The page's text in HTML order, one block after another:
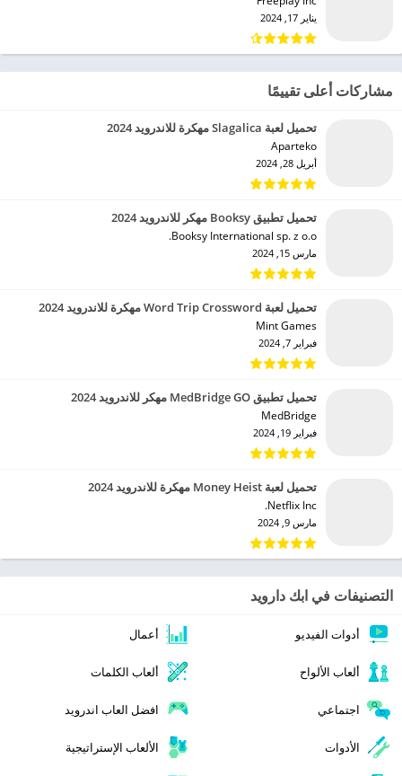
يناير 17, 2024
مشاركات أعلى تقييمًا
تحميل لعبة Slagalica مهكرة للاندرويد 2024
Aparteko‏
أبريل 28, 2024
تحميل تطبيق Booksy مهكر للاندرويد 2024
Booksy International sp. z o.o.‏
مارس 15, 2024
تحميل لعبة Word Trip Crossword مهكرة للاندرويد 2024
Mint Games‏
فبراير 7, 2024
تحميل تطبيق MedBridge GO مهكر للاندرويد 2024
MedBridge‏
فبراير 19, 2024
تحميل لعبة Money Heist مهكرة للاندرويد 2024
Netflix Inc.‏
مارس 9, 2024
التصنيفات في ابك دارويد
أدوات الفيديو أعمال
ألعاب الألواح ألعاب الكلمات
اجتماعي افضل العاب اندرويد
الأدوات الألعاب الإستراتيجية